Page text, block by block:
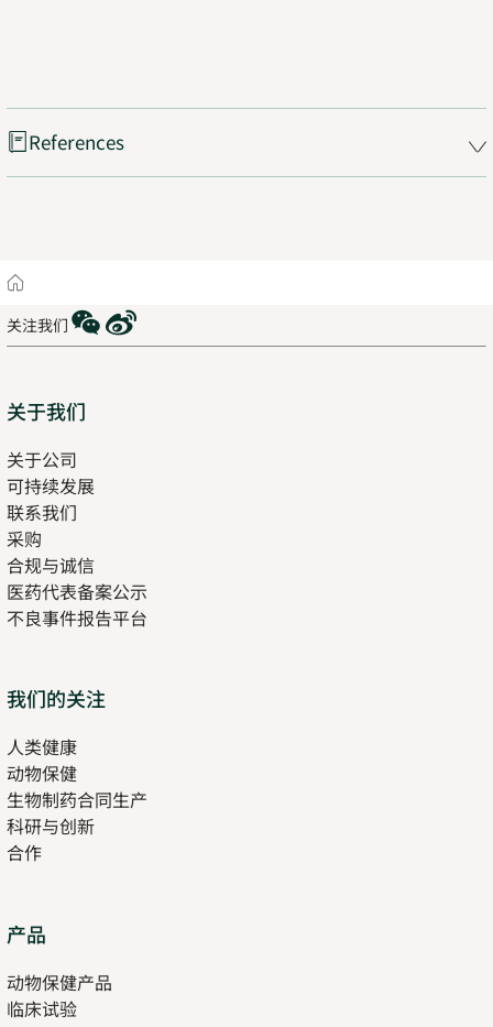
References
Home
关注我们
WeChat
Weibo
Sitemap
关于我们
关于公司
可持续发展
联系我们
采购
合规与诚信
医药代表备案公示
不良事件报告平台
我们的关注
人类健康
new
tab
动物保健
生物制药合同生产
科研与创新
合作
产品
new
tab
动物保健产品
临床试验